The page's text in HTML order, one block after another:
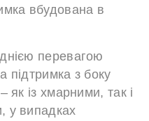
вбудована в
перевагою
підтримка з боку
як із хмарними, так і
у випадках